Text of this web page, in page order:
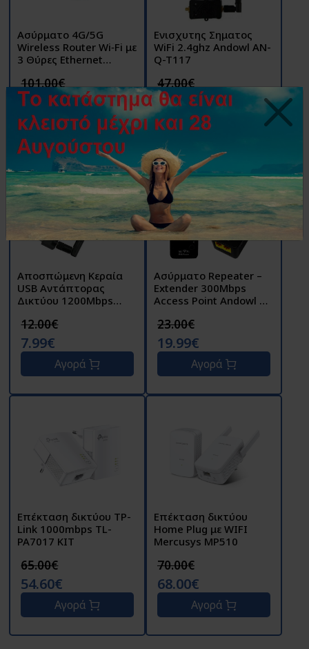
Ασύρματο 4G/5G
Wireless Router Wi‑Fi με
3 Θύρες Ethernet
Andowl Q-A211
101.00€
90.00€
Αγορά
Ενισχυτης Σηματος
WiFi 2.4ghz Andowl AN-
Q-T117
47.00€
25.00€
Αγορά
Αποσπώμενη Κεραία
USB Αντάπτορας
Δικτύου 1200Mbps
12.00€
7.99€
Αγορά
Ασύρματο Repeater –
Extender 300Mbps
Access Point Andowl Q-
23.00€
19.99€
Αγορά
Επέκταση δικτύου TP-
Link 1000mbps TL-
PA7017 KIT
65.00€
54.60€
Αγορά
Επέκταση δικτύου
Home Plug με WIFI
Mercusys MP510
70.00€
68.00€
Αγορά